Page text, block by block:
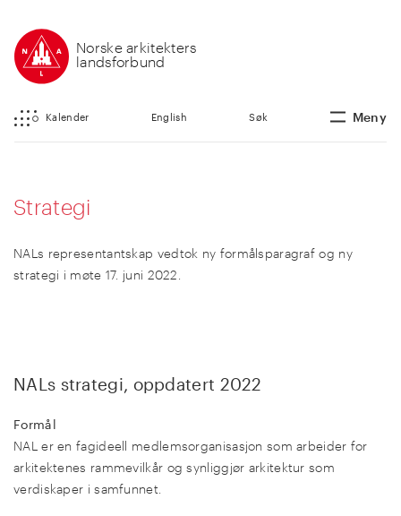
Norske arkitekters
landsforbund
Kalender English Søk Meny
Strategi
NALs representantskap vedtok ny formålsparagraf og ny
strategi i møte 17. juni 2022.
NALs strategi, oppdatert 2022
Formål
NAL er en fagideell medlemsorganisasjon som arbeider for
arkitektenes rammevilkår og synliggjør arkitektur som
verdiskaper i samfunnet.